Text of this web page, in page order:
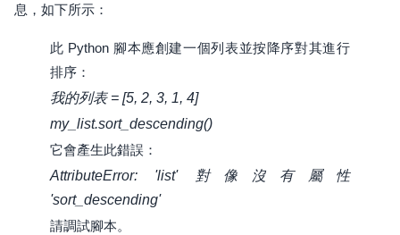
息，如下所示：
此 Python 腳本應創建一個列表並按降序對其進行
排序：
我的列表 = [5, 2, 3, 1, 4]
my_list.sort_descending()
它會產生此錯誤：
AttributeError: 'list' 對像沒有屬性
'sort_descending'
請調試腳本。